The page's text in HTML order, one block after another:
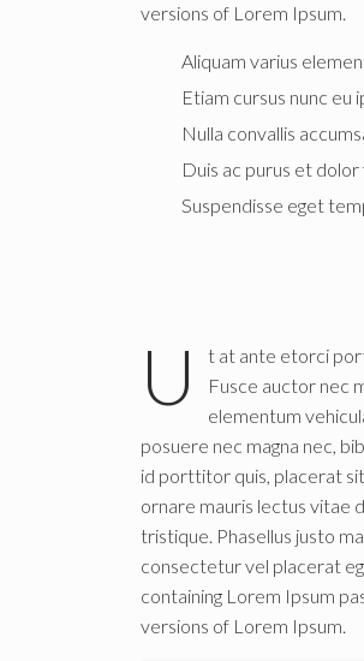
versions of Lorem Ipsum.
Aliquam varius
Etiam cursus nunc
Nulla convallis
Duis ac purus et
Suspendisse eget
U
t at ante etorci
Fusce auctor nec
elementum
posuere nec magna nec,
id porttitor quis, placerat
ornare mauris lectus vitae
tristique. Phasellus justo
consectetur vel placerat
containing Lorem Ipsum
versions of Lorem Ipsum.